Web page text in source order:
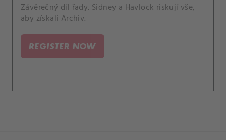
Závěrečný díl řady. Sidney a Havlock riskují vše,
aby získali Archiv.
REGISTER NOW